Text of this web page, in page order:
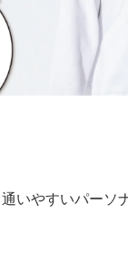
いやすいパーソ